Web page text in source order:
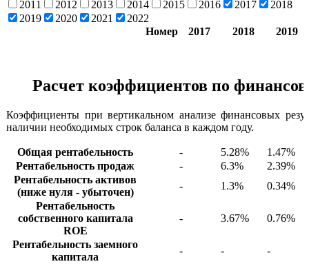
2011 2012 2013 2014 2015 2016 2017
2018
2019
2020 2021
2022
Номер
2017 2018 2019
Расчет коэффициентов по
Коэффициенты при вертикальном анализе финансовых
наличии необходимых строк баланса в каждом году.
Общая рентабельность - 5.28% 1.47%
Рентабельность продаж
- 6.3% 2.39%
Рентабельность активов
(ниже нуля - убыточен)
- 1.3% 0.34%
Рентабельность
собственного капитала
ROE
- 3.67% 0.76%
Рентабельность заемного
капитала
- - -